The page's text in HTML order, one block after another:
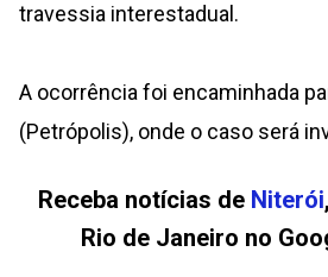
travessia interestadual.
A ocorrência foi encaminhada
(Petrópolis), onde o caso será
Receba notícias de Niterói,
Rio de Janeiro no